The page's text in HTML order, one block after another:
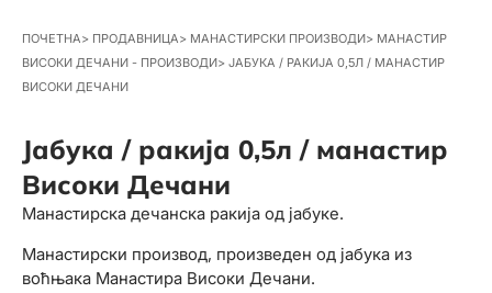
ПОЧЕТНА> ПРОДАВНИЦА> МАНАСТИРСКИ ПРОИЗВОДИ> МАНАСТИР
ВИСОКИ ДЕЧАНИ - ПРОИЗВОДИ> ЈАБУКА / РАКИЈА 0,5Л / МАНАСТИР
ВИСОКИ ДЕЧАНИ
Јабука / ракија 0,5л / манастир
Високи Дечани
Манастирска дечанска ракија од јабуке.
Манастирски производ, произведен од јабука из
воћњака Манастира Високи Дечани.